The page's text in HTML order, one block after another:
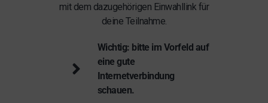
mit dem dazugehörigen Einwahllink für
deine Teilnahme.
Wichtig: bitte im Vorfeld auf
eine gute
Internetverbindung
schauen.